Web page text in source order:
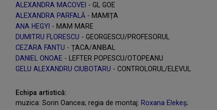
ALEXANDRA MACOVEI - GL GOE
ALEXANDRA PARFALĂ - MAMIȚA
ANA HEGYI - MAM MARE
DUMITRU FLORESCU - GEORGESCU/PROFESORUL
CEZARA FANTU - ȚACA/ANIBAL
DANIEL ONOAE - LEFTER POPESCU/OTOPEANU
GELU ALEXANDRU CIUBOTARU - CONTROLORUL/ELEVUL
Echipa artistică:
muzica: Sorin Oancea; regia de montaj: Roxana Elekeș;